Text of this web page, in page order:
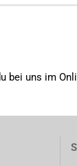
bei uns im